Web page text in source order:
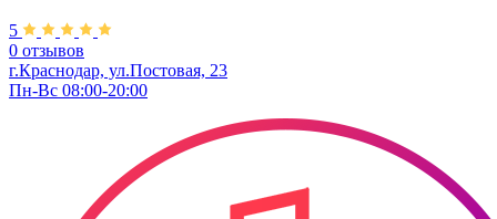
5
0 отзывов
г.Краснодар, ул.Постовая, 23
Пн-Вс 08:00-20:00